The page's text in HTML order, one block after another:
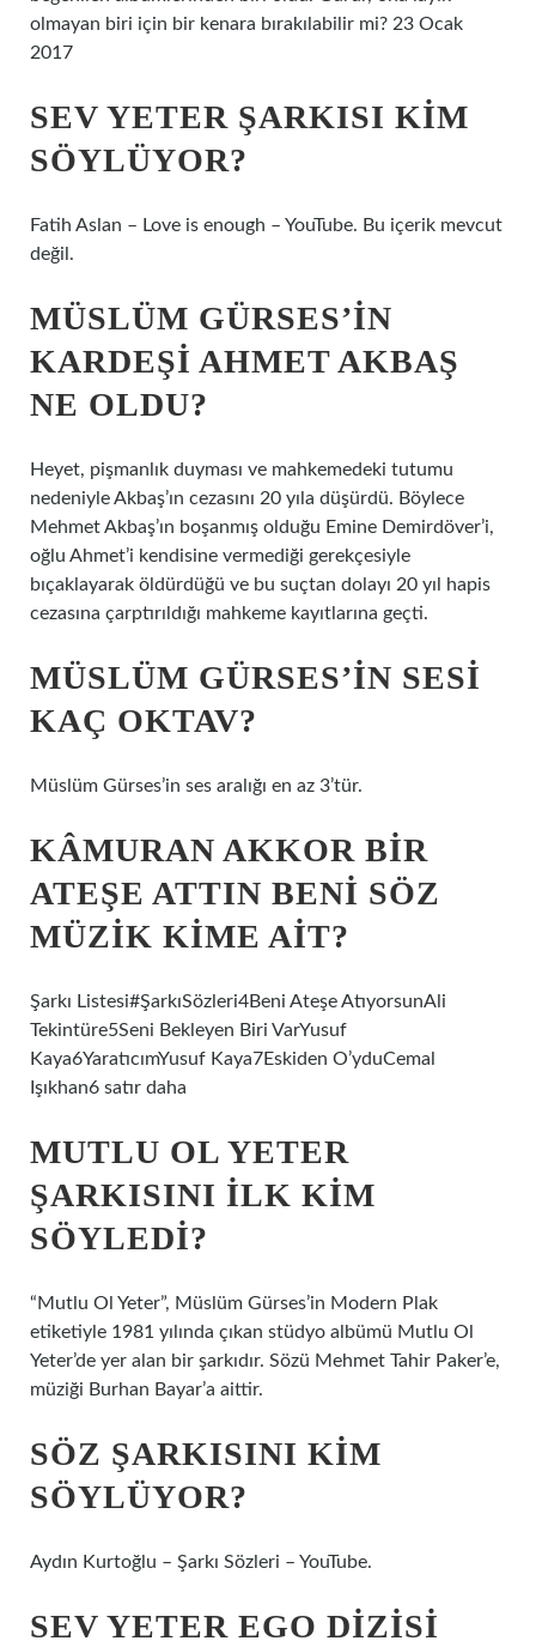
olmayan biri için bir kenara bırakılabilir mi? 23 Ocak
2017
SEV YETER ŞARKISI KIM
SÖYLÜYOR?
Fatih Aslan – Love is enough – YouTube. Bu içerik mevcut
değil.
MÜSLÜM GÜRSES’IN
KARDEŞI AHMET AKBAŞ
NE OLDU?
Heyet, pişmanlık duyması ve mahkemedeki tutumu
nedeniyle Akbaş’ın cezasını 20 yıla düşürdü. Böylece
Mehmet Akbaş’ın boşanmış olduğu Emine Demirdöver’i,
oğlu Ahmet’i kendisine vermediği gerekçesiyle
bıçaklayarak öldürdüğü ve bu suçtan dolayı 20 yıl hapis
cezasına çarptırıldığı mahkeme kayıtlarına geçti.
MÜSLÜM GÜRSES’IN SESI
KAÇ OKTAV?
Müslüm Gürses’in ses aralığı en az 3’tür.
KÂMURAN AKKOR BIR
ATEŞE ATTIN BENI SÖZ
MÜZIK KIME AIT?
Şarkı Listesi#ŞarkıSözleri4Beni Ateşe AtıyorsunAli
Tekintüre5Seni Bekleyen Biri VarYusuf
Kaya6YaratıcımYusuf Kaya7Eskiden O’yduCemal
Işıkhan6 satır daha
MUTLU OL YETER
ŞARKISINI ILK KIM
SÖYLEDI?
“Mutlu Ol Yeter”, Müslüm Gürses’in Modern Plak
etiketiyle 1981 yılında çıkan stüdyo albümü Mutlu Ol
Yeter’de yer alan bir şarkıdır. Sözü Mehmet Tahir Paker’e,
müziği Burhan Bayar’a aittir.
SÖZ ŞARKISINI KIM
SÖYLÜYOR?
Aydın Kurtoğlu – Şarkı Sözleri – YouTube.
SEV YETER EGO DIZISI